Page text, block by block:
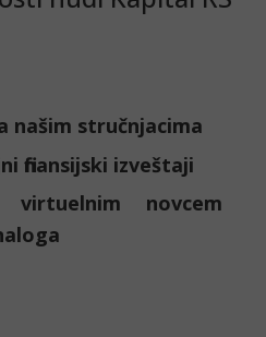
našim stručnjacima
finansijski izveštaji
virtuelnim novcem